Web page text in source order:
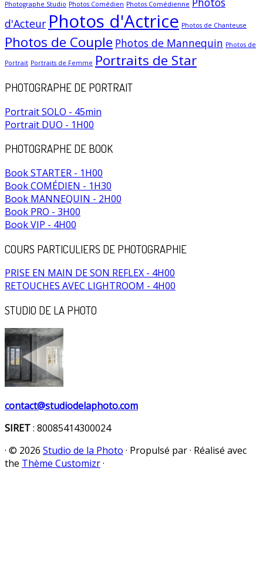
Photographe Studio Photos Comédien Photos Comédienne
d'Acteur Photos d'Actrice Photos de Chanteuse
Photos de Couple Photos de Mannequin Photos de
Portrait Portraits de Femme Portraits de Star
PHOTOGRAPHE DE PORTRAIT
Portrait SOLO - 45min
Portrait DUO - 1H00
PHOTOGRAPHE DE BOOK
Book STARTER - 1H00
Book COMÉDIEN - 1H30
Book MANNEQUIN - 2H00
Book PRO - 3H00
Book VIP - 4H00
COURS PARTICULIERS DE PHOTOGRAPHIE
PRISE EN MAIN DE SON REFLEX - 4H00
RETOUCHES AVEC LIGHTROOM - 4H00
STUDIO DE LA PHOTO
contact@studiodelaphoto.com
SIRET: 80085414300024
· © 2026 Studio de la Photo · Propulsé par· Réalisé avec
the Thème Customizr·